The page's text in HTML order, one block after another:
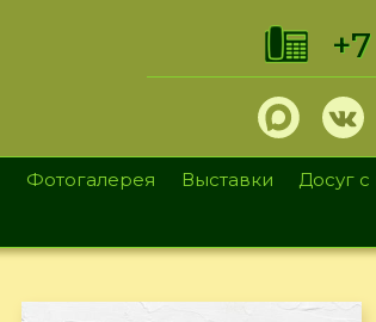
Фотогалерея Выставки
Досуг с